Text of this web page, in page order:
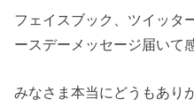
フェイスブック、ツイッタ
ースデーメッセージ届いて
みなさま本当にどうもあり